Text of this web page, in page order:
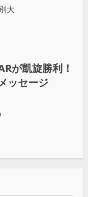
大
が凱旋勝利！
ッセージ